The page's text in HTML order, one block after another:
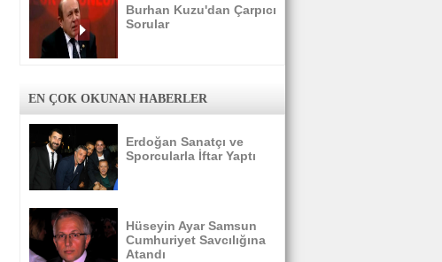
Burhan Kuzu'dan Çarpıcı
Sorular
EN ÇOK OKUNAN HABERLER
Erdoğan Sanatçı ve
Sporcularla İftar Yaptı
Hüseyin Ayar Samsun
Cumhuriyet Savcılığına
Atandı